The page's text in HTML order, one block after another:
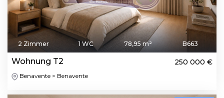
2 Zimmer 1 WC 78,95 m² B663
Wohnung T2 250 000 €
Benavente > Benavente